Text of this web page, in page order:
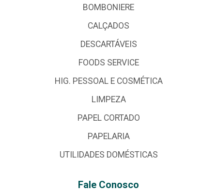
BOMBONIERE
CALÇADOS
DESCARTÁVEIS
FOODS SERVICE
HIG. PESSOAL E COSMÉTICA
LIMPEZA
PAPEL CORTADO
PAPELARIA
UTILIDADES DOMÉSTICAS
Fale Conosco